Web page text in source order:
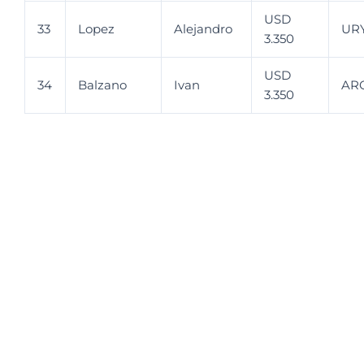
33 Lopez Alejandro
USD
3.350
34 Balzano Ivan
USD
3.350